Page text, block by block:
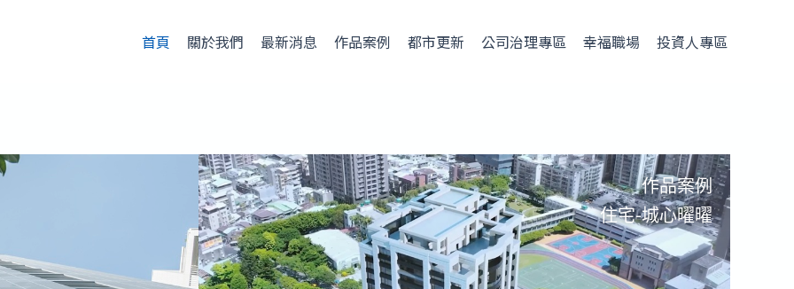
首頁 關於我們 最新消息 作品案例 都市更新 公司治理專區 幸福職場 投資人專區
作品案例
住宅-城心曜曜